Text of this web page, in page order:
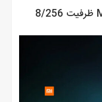
گوشی شیائومی مدل Mi CC9 Pro ظرفیت 8/256